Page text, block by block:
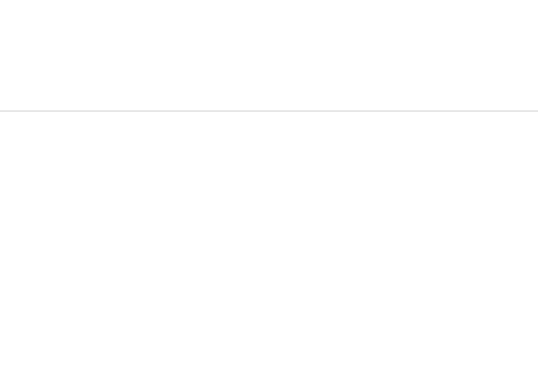
Nachdem er von seinem Adoptivvater – einem
Charles, die C.M. Dedman Distillery zu errichten.
No. 16“ – eine der ursprünglichen Brennereien
bereits Pläne für den Kentucky Owl Park, der in Cedar
Wasser geben, das in der zukünftigen